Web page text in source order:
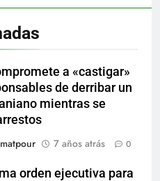
a «castigar»
de derribar un
mientras se
7 años atrás 0
orden ejecutiva para